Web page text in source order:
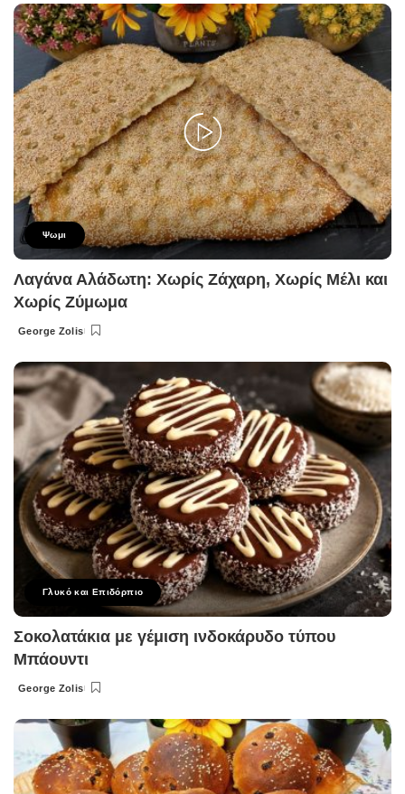
Ψωμι
Λαγάνα Αλάδωτη: Χωρίς Ζάχαρη, Χωρίς Μέλι και
Χωρίς Ζύμωμα
Posted
George Zolis
Γλυκό και Επιδόρπιο
Σοκολατάκια με γέμιση ινδοκάρυδο τύπου
Μπάουντι
Posted
George Zolis